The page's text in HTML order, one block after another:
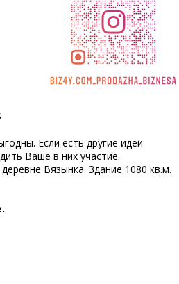
Если есть другие идеи
Ваше в них участие.
Вязынка. Здание 1080 кв.м.